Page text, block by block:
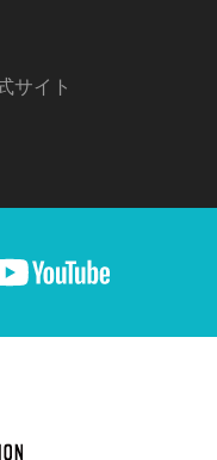
サイト